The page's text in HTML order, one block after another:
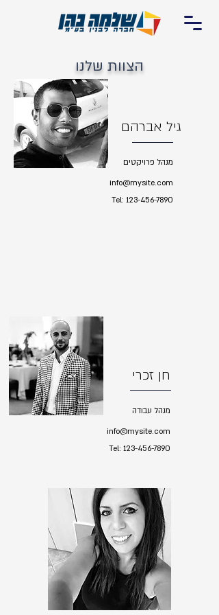
הצוות שלנו
גיל אברהם
מנהל פרויקטים
info@mysite.com
Tel: 123-456-7890
חן זכרי
מנהל עבודה
info@mysite.com
Tel: 123-456-7890